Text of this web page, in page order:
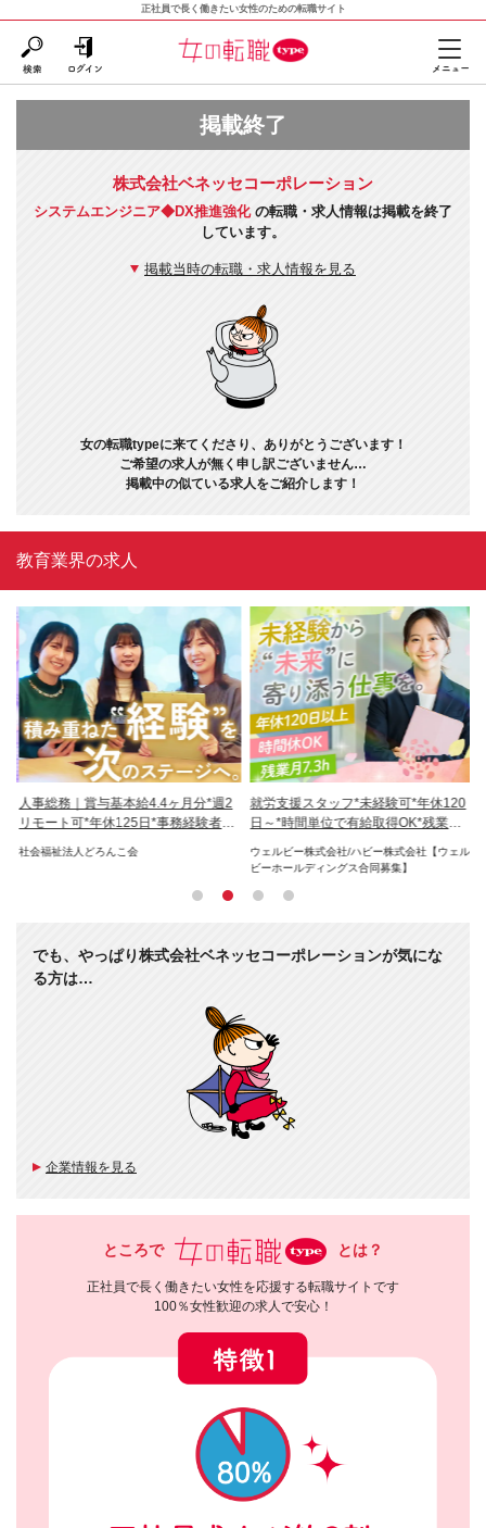
正社員で長く働きたい女性のための転職サイト
掲載終了
株式会社ベネッセコーポレーション
システムエンジニア◆DX推進強化 の転職・求人情報は掲載を終了
しています。
掲載当時の転職・求人情報を見る
女の転職typeに来てくださり、ありがとうございます！
ご希望の求人が無く申し訳ございません…
掲載中の似ている求人をご紹介します！
教育業界の求人
人事総務｜賞与基本給4.4ヶ月分*週2
リモート可*年休125日*事務経験者優
社会福祉法人どろんこ会
就労支援スタッフ*未経験可*年休120
日～*時間単位で有給取得OK*残業ほ
ウェルビー株式会社/ハビー株式会社【ウェル
ビーホールディングス合同募集】
でも、やっぱり株式会社ベネッセコーポレーションが気にな
る方は…
企業情報を見る
ところで とは？
正社員で長く働きたい女性を応援する転職サイトです
100％女性歓迎の求人で安心！